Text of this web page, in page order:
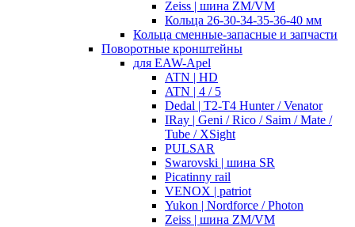
Zeiss | шина ZM/VM
Кольца 26-30-34-35-36-40 мм
Кольца сменные-запасные и запчасти
Поворотные кронштейны
для EAW-Apel
ATN | HD
ATN | 4 / 5
Dedal | T2-T4 Hunter / Venator
IRay | Geni / Rico / Saim / Mate /
Tube / XSight
PULSAR
Swarovski | шина SR
Picatinny rail
VENOX | patriot
Yukon | Nordforce / Photon
Zeiss | шина ZM/VM